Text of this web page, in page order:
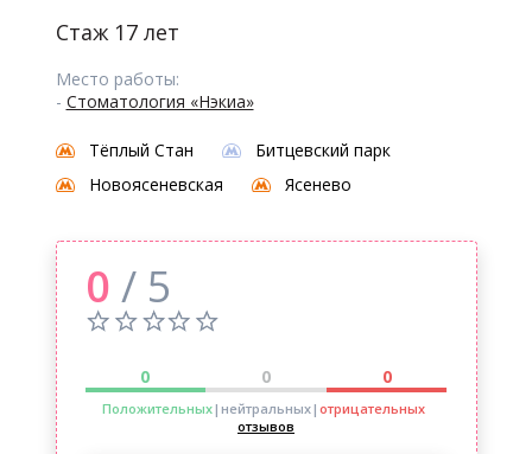
Стаж 17 лет
Место работы:
- Стоматология «Нэкиа»
Тёплый Стан
Битцевский парк
Новоясеневская
Ясенево
0 / 5
0 0 0
Положительных|нейтральных| отрицательных
отзывов